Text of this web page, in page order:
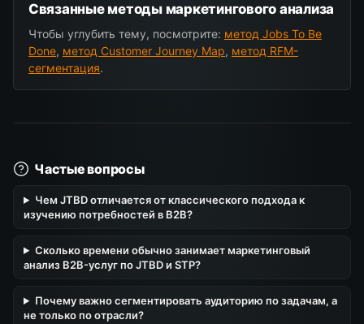
Связанные методы маркетингового анализа
Чтобы углубить тему, посмотрите: метод Jobs To Be
Done, метод Customer Journey Map, метод RFM-
сегментация.
Частые вопросы
Чем JTBD отличается от классического подхода к
изучению потребностей в B2B?
Сколько времени обычно занимает маркетинговый
анализ B2B-услуг по JTBD и STP?
Почему важно сегментировать аудиторию по задачам, а
не только по отрасли?